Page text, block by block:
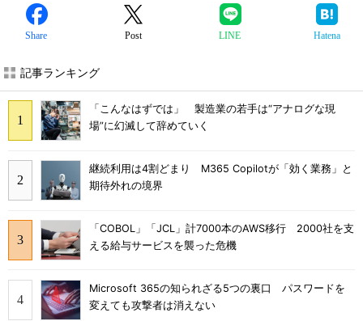
Share Post LINE Hatena
記事ランキング
「こんなはずでは」 製造業の若手は“アナログな現
場”に幻滅して辞めていく
継続利用は4割どまり M365 Copilotが「効く業務」と
期待外れの境界
「COBOL」「JCL」計7000本のAWS移行 2000社を支
える給与サービスを襲った危機
Microsoft 365の知られざる5つの裏口 パスワードを
変えても攻撃者は消えない